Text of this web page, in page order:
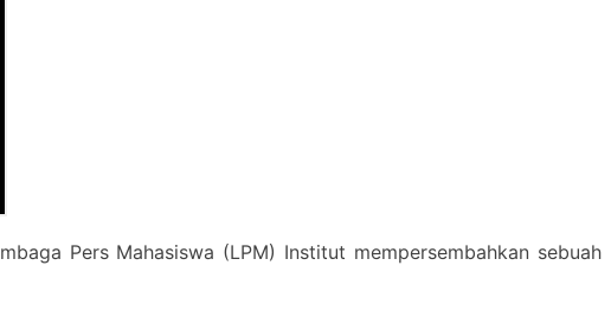
Pers Mahasiswa (LPM) Institut mempersembahkan sebuah